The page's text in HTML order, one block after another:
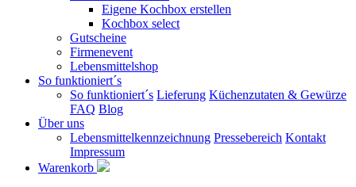
Eigene Kochbox erstellen
Kochbox select
Gutscheine
Firmenevent
Lebensmittelshop
So funktioniert´s
So funktioniert´s Lieferung Küchenzutaten & Gewürze
FAQ Blog
Über uns
Lebensmittelkennzeichnung Pressebereich Kontakt
Impressum
Warenkorb